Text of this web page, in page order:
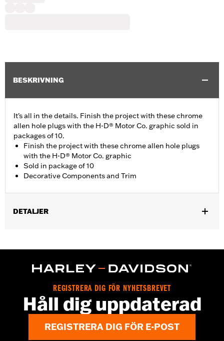
BESKRIVNING
It's all in the details. Finish the project with these chrome
allen hole plugs with the H-D® Motor Co. graphic sold in
packages of 10.
Finish the project with these chrome allen hole plugs
with the H-D® Motor Co. graphic
Sold in package of 10
Decorative Components and Trim
DETALJER
Material Diameter UOM:Inches
In the Box:10 allen hole plugs
WARRANTY:
1 year limited warranty – Go towww.h-
REGISTRERA DIG FÖR NYHETSBREVET
Håll dig uppdaterad
REGISTRERA DIG FÖR E-POST